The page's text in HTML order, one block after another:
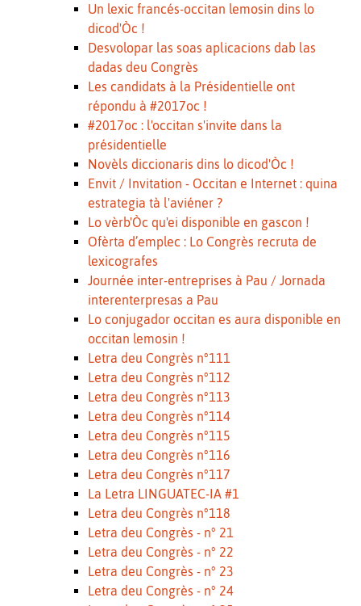
Un lexic francés-occitan lemosin dins lo
dicod'Òc !
Desvolopar las soas aplicacions dab las
dadas deu Congrès
Les candidats à la Présidentielle ont
répondu à #2017oc !
#2017oc : l'occitan s'invite dans la
présidentielle
Novèls diccionaris dins lo dicod'Òc !
Envit / Invitation - Occitan e Internet : quina
estrategia tà l'aviéner ?
Lo vèrb'Òc qu'ei disponible en gascon !
Ofèrta d’emplec : Lo Congrès recruta de
lexicografes
Journée inter-entreprises à Pau / Jornada
interenterpresas a Pau
Lo conjugador occitan es aura disponible en
occitan lemosin !
Letra deu Congrès n°111
Letra deu Congrès n°112
Letra deu Congrès n°113
Letra deu Congrès n°114
Letra deu Congrès n°115
Letra deu Congrès n°116
Letra deu Congrès n°117
La Letra LINGUATEC-IA #1
Letra deu Congrès n°118
Letra deu Congrès - n° 21
Letra deu Congrès - n° 22
Letra deu Congrès - n° 23
Letra deu Congrès - n° 24